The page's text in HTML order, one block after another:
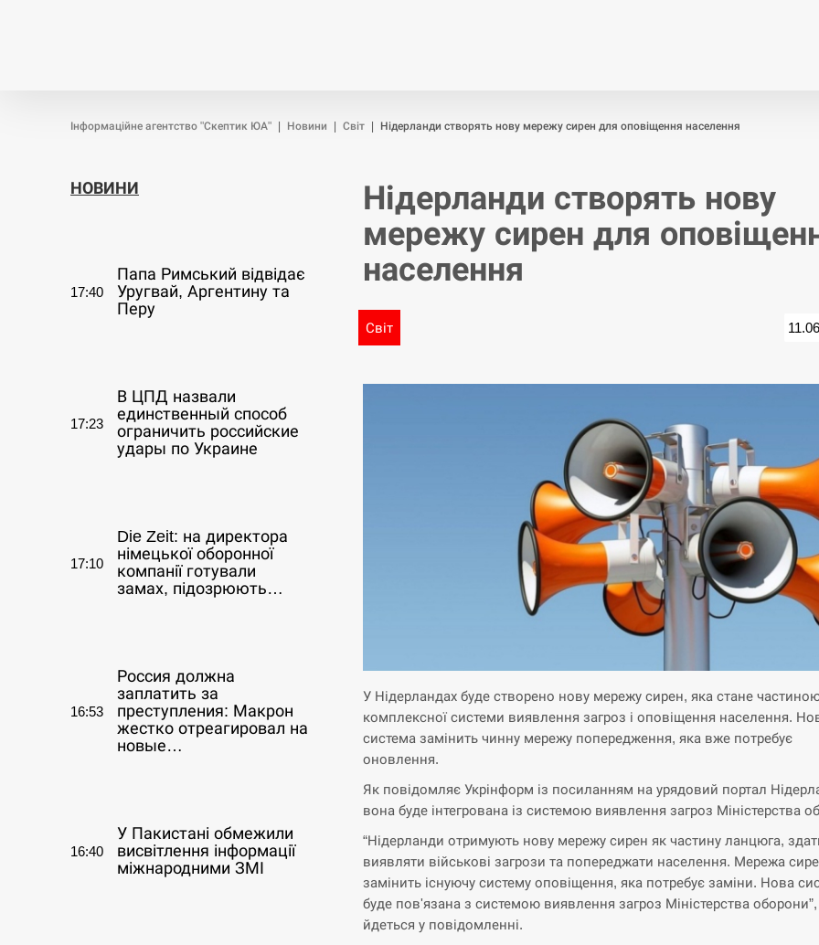
Інформаційне агентство "Скептик ЮА" Новини Світ Нідерланди створять нову мережу сирен для оповіщення населення
НОВИНИ
17:40
Папа Римський відвідає
Уругвай, Аргентину та
Перу
17:23
В ЦПД назвали
единственный способ
ограничить российские
удары по Украине
17:10
Die Zeit: на директора
німецької оборонної
компанії готували
замах, підозрюють…
16:53
Россия должна
заплатить за
преступления: Макрон
жестко отреагировал на
новые…
16:40
У Пакистані обмежили
висвітлення інформації
міжнародними ЗМІ
Нідерланди створять нову
мережу сирен для
населення
Світ
У Нідерландах буде створено нову мережу сирен, яка стане
комплексної системи виявлення загроз і оповіщення населення.
система замінить чинну мережу попередження, яка вже потребує
оновлення.
Як повідомляє Укрінформ із посиланням на урядовий портал
вона буде інтегрована із системою виявлення загроз Міністерства
“Нідерланди отримують нову мережу сирен як частину ланцюга,
виявляти військові загрози та попереджати населення. Мережа
замінить існуючу систему оповіщення, яка потребує заміни. Нова
буде пов'язана з системою виявлення загроз Міністерства
йдеться у повідомленні.